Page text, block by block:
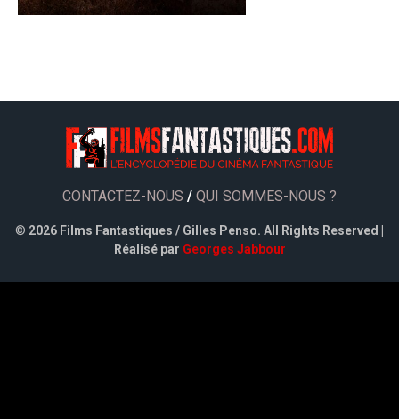
CONTACTEZ-NOUS / QUI SOMMES-NOUS ?
© 2026 Films Fantastiques / Gilles Penso. All Rights Reserved |
Réalisé par Georges Jabbour